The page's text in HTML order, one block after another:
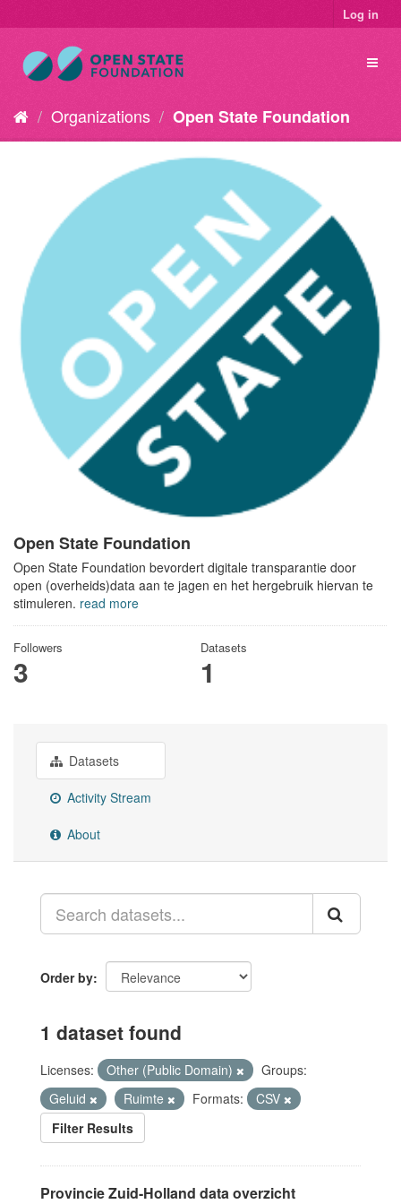
Log in
Organizations Open State Foundation
Open State Foundation
Open State Foundation bevordert digitale transparantie door
open (overheids)data aan te jagen en het hergebruik hiervan te
stimuleren. read more
Followers
3
Datasets
1
Datasets
Activity Stream
About
Order by
1 dataset found
Licenses: Other (Public Domain)
Groups:
Geluid
Ruimte Formats:
CSV
Filter Results
Provincie Zuid-Holland data overzicht